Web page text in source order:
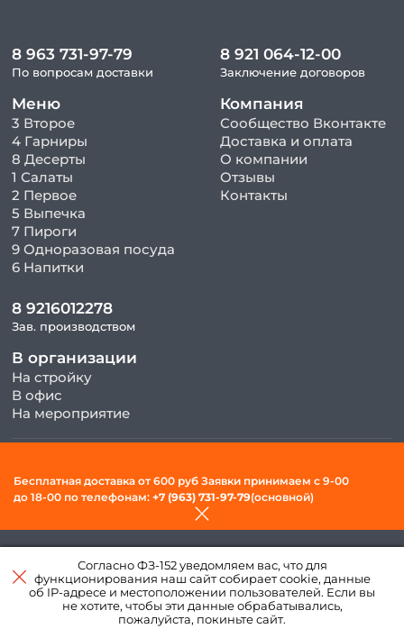
8 963 731-97-79
По вопросам доставки
Меню
3 Второе
4 Гарниры
8 Десерты
1 Салаты
2 Первое
5 Выпечка
7 Пироги
9 Одноразовая посуда
6 Напитки
8 921 064-12-00
Заключение договоров
Компания
Сообщество Вконтакте
Доставка и оплата
О компании
Отзывы
Контакты
8 9216012278
Зав. производством
В организации
На стройку
В офис
На мероприятие
права защищены.
Политика конфиденциальности и обработки персональных
Создано в интернет–
агентстве«Пегас»
Согласно ФЗ-152 уведомляем вас, что для
функционирования наш сайт собирает cookie, данные
об IP-адресе и местоположении пользователей. Если вы
не хотите, чтобы эти данные обрабатывались,
пожалуйста, покиньте сайт.
Бесплатная доставка от 600 руб Заявки принимаем c 9-00
до 18-00 по телефонам: +7 (963) 731-97-79(основной)